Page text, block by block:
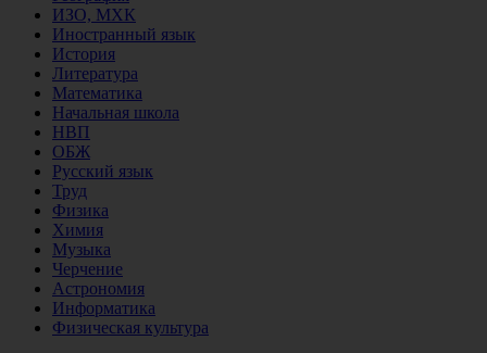
ИЗО, МХК
Иностранный язык
История
Литература
Математика
Начальная школа
НВП
ОБЖ
Русский язык
Труд
Физика
Химия
Музыка
Черчение
Астрономия
Информатика
Физическая культура